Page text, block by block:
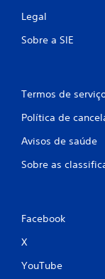
Legal
Sobre a SIE
Termos de
Política de
Avisos de saúde
Sobre as
Facebook
X
YouTube